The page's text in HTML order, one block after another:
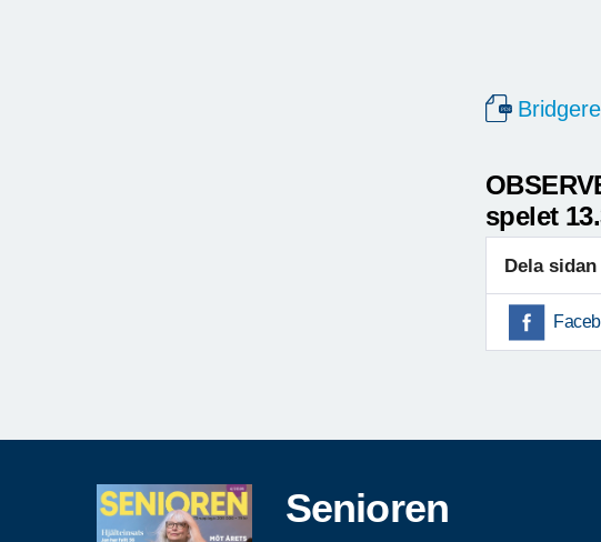
spelet
Dela
Senioren